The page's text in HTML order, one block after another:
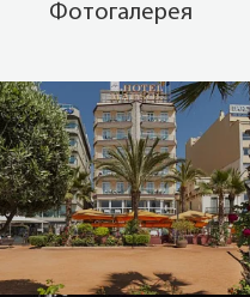
Фотогалерея